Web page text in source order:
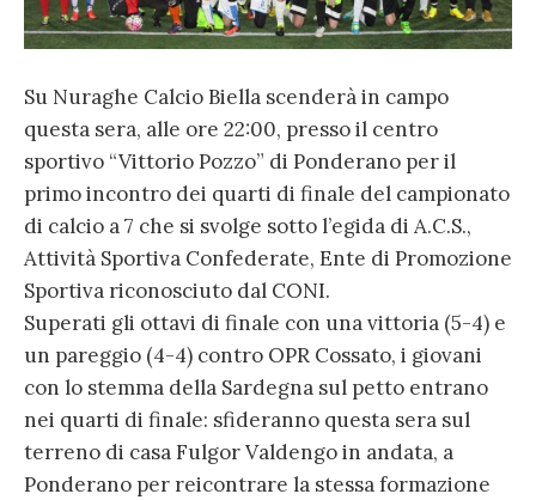
Su Nuraghe Calcio Biella scenderà in campo
questa sera, alle ore 22:00, presso il centro
sportivo “Vittorio Pozzo” di Ponderano per il
primo incontro dei quarti di finale del campionato
di calcio a 7 che si svolge sotto l’egida di A.C.S.,
Attività Sportiva Confederate, Ente di Promozione
Sportiva riconosciuto dal CONI.
Superati gli ottavi di finale con una vittoria (5-4) e
un pareggio (4-4) contro OPR Cossato, i giovani
con lo stemma della Sardegna sul petto entrano
nei quarti di finale: sfideranno questa sera sul
terreno di casa Fulgor Valdengo in andata, a
Ponderano per reicontrare la stessa formazione